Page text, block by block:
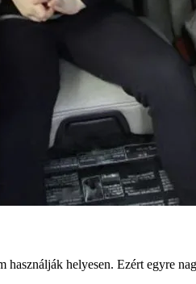
helyesen. Ezért egyre